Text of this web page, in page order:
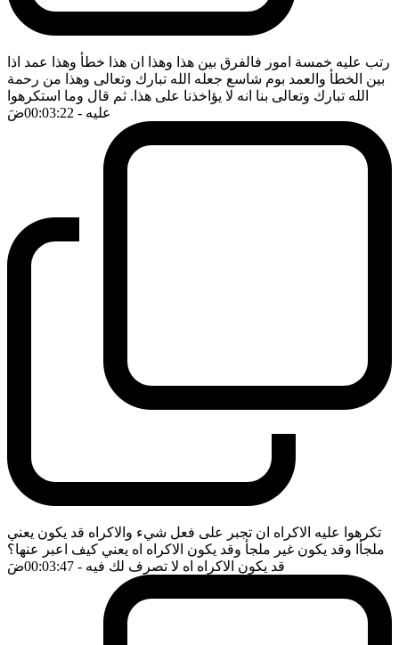
رتب عليه خمسة امور فالفرق بين هذا وهذا ان هذا خطأ وهذا عمد اذا
بين الخطأ والعمد بوم شاسع جعله الله تبارك وتعالى وهذا من رحمة
الله تبارك وتعالى بنا انه لا يؤاخذنا على هذا. ثم قال وما استكرهوا
عليه - 00:03:22 ضَ
تكرهوا عليه الاكراه ان تجبر على فعل شيء والاكراه قد يكون يعني
ملجأا وقد يكون غير ملجأ وقد يكون الاكراه اه يعني كيف اعبر عنها؟
قد يكون الاكراه اه لا تصرف لك فيه - 00:03:47 ضَ